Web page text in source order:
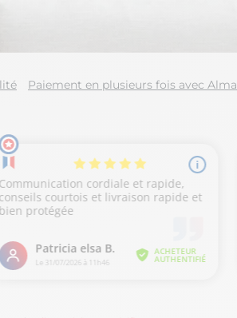
Paiement en plusieurs fois avec Alma